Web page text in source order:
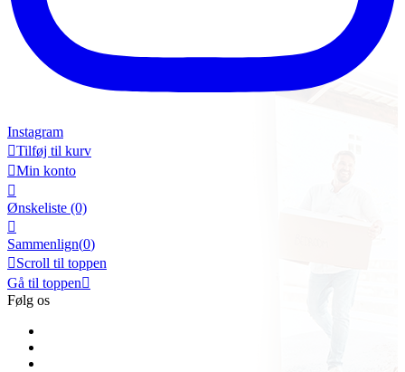
Instagram
Tilføj til kurv
Min konto

Ønskeliste (0)

Sammenlign(0)
Scroll til toppen
Gå til toppen
Følg os